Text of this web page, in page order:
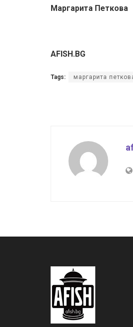
Маргарита Петкова
AFISH.BG
Tags: маргарита